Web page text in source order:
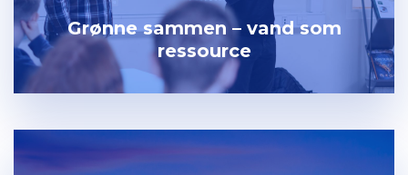
Grønne sammen – vand som
ressource